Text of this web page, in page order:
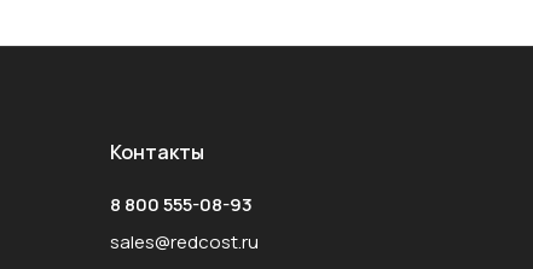
Контакты
8 800 555-08-93
sales@redcost.ru